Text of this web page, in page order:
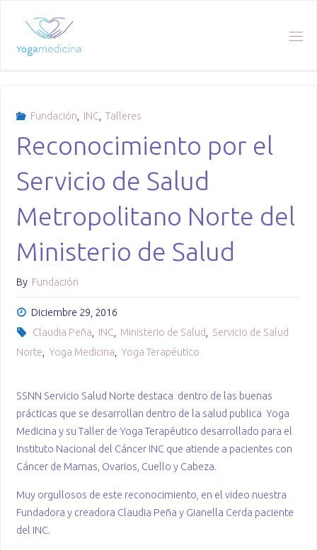
Fundación INC Talleres
Reconocimiento por el
Servicio de Salud
Metropolitano Norte del
Ministerio de Salud
By Fundación
Diciembre 29, 2016
Claudia Peña, INC, Ministerio de Salud, Servicio de Salud
Norte, Yoga Medicina, Yoga Terapéutico
SSNN Servicio Salud Norte destaca dentro de las buenas
prácticas que se desarrollan dentro de la salud publica Yoga
Medicina y su Taller de Yoga Terapéutico desarrollado para el
Instituto Nacional del Cáncer INC que atiende a pacientes con
Cáncer de Mamas, Ovarios, Cuello y Cabeza.
Muy orgullosos de este reconocimiento, en el video nuestra
Fundadora y creadora Claudia Peña y Gianella Cerda paciente
del INC.